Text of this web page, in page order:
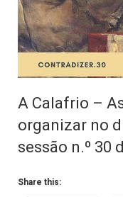
A Calafrio –
organizar no
sessão n.º 30
Share this: